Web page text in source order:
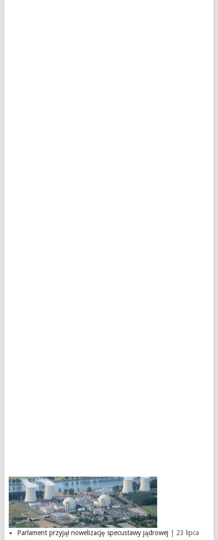
Parlament przyjął nowelizację specustawy jądrowej | 23 lipca